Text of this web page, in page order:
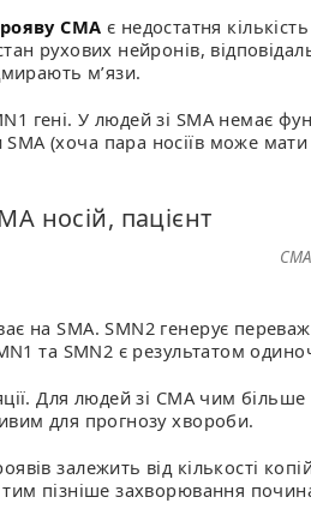
СМА є недостатня
рухових нейронів,
м’язи.
гені. У людей зі SMA немає
(хоча пара носіїв може мати
СМА
на SMA. SMN2 генерує
та SMN2 є результатом
Для людей зі СМА чим
для прогнозу хвороби.
залежить від кількості
пізніше захворювання